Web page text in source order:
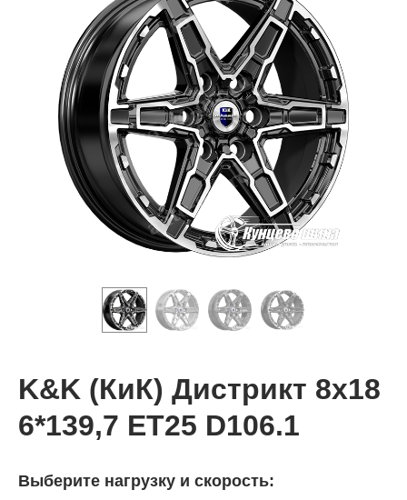
K&K (КиК) Дистрикт 8x18
6*139,7 ET25 D106.1
Выберите нагрузку и скорость: